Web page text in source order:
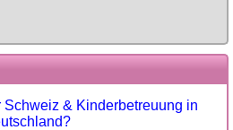
Schweiz & Kinderbetreuung in